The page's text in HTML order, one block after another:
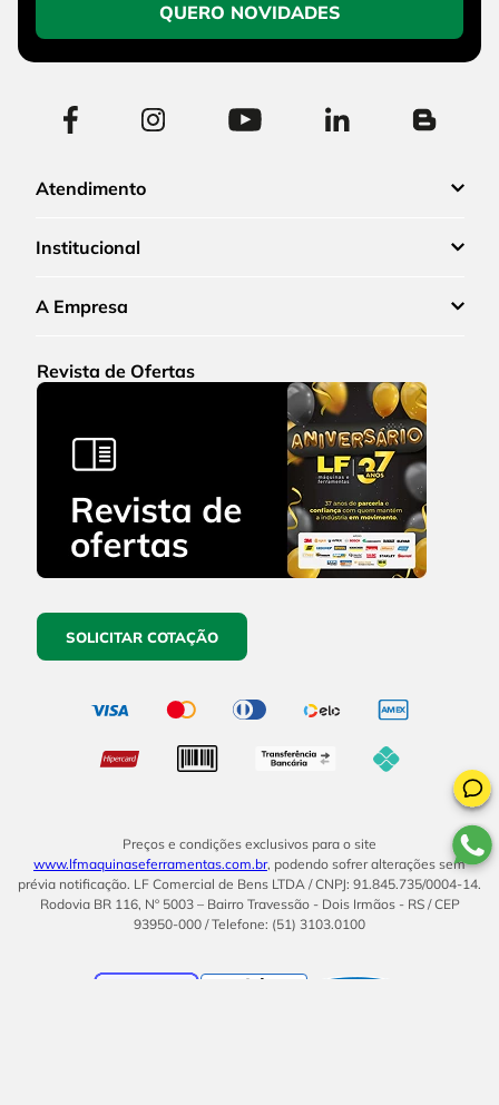
QUERO NOVIDADES
Atendimento
Institucional
A Empresa
Revista de Ofertas
SOLICITAR COTAÇÃO
Preços e condições exclusivos para o site
www.lfmaquinaseferramentas.com.br, podendo sofrer alterações sem
prévia notificação. LF Comercial de Bens LTDA / CNPJ: 91.845.735/0004-14.
Rodovia BR 116, Nº 5003 – Bairro Travessão - Dois Irmãos - RS / CEP
93950-000 / Telefone: (51) 3103.0100